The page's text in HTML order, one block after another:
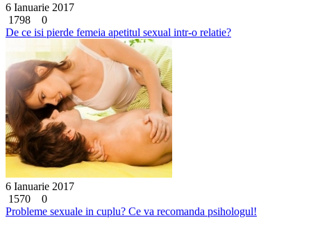
6 Ianuarie 2017
1798
0
De ce isi pierde femeia apetitul sexual intr-o relatie?
6 Ianuarie 2017
1570
0
Probleme sexuale in cuplu? Ce va recomanda psihologul!